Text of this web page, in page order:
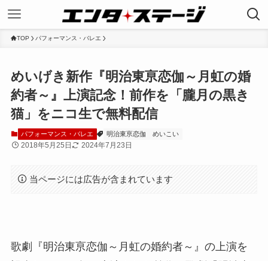
TOP パフォーマンス・バレエ
めいげき新作『明治東亰恋伽～月虹の婚
約者～』上演記念！前作を「朧月の黒き
猫」をニコ生で無料配信
パフォーマンス・バレエ 明治東亰恋伽 めいこい
2018年5月25日 2024年7月23日
当ページには広告が含まれています
歌劇『明治東亰恋伽～月虹の婚約者～』の上演を